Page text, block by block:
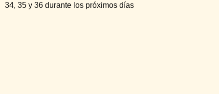
34, 35 y 36 durante los próximos días